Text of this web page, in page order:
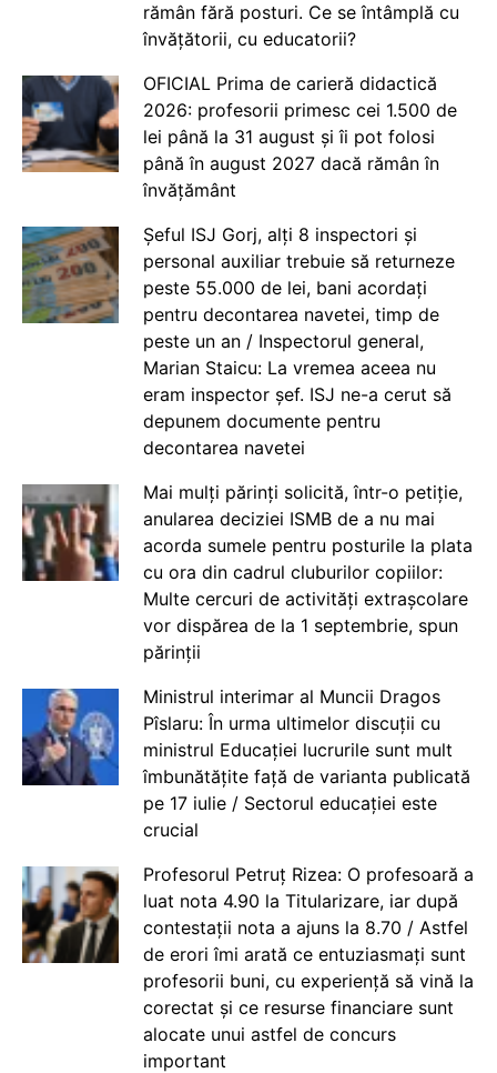
rămân fără posturi. Ce se întâmplă cu
învățătorii, cu educatorii?
OFICIAL Prima de carieră didactică
2026: profesorii primesc cei 1.500 de
lei până la 31 august și îi pot folosi
până în august 2027 dacă rămân în
învățământ
Șeful ISJ Gorj, alți 8 inspectori și
personal auxiliar trebuie să returneze
peste 55.000 de lei, bani acordați
pentru decontarea navetei, timp de
peste un an / Inspectorul general,
Marian Staicu: La vremea aceea nu
eram inspector șef. ISJ ne-a cerut să
depunem documente pentru
decontarea navetei
Mai mulți părinți solicită, într-o petiție,
anularea deciziei ISMB de a nu mai
acorda sumele pentru posturile la plata
cu ora din cadrul cluburilor copiilor:
Multe cercuri de activități extrașcolare
vor dispărea de la 1 septembrie, spun
părinții
Ministrul interimar al Muncii Dragos
Pîslaru: În urma ultimelor discuții cu
ministrul Educației lucrurile sunt mult
îmbunătățite față de varianta publicată
pe 17 iulie / Sectorul educației este
crucial
Profesorul Petruț Rizea: O profesoară a
luat nota 4.90 la Titularizare, iar după
contestații nota a ajuns la 8.70 / Astfel
de erori îmi arată ce entuziasmați sunt
profesorii buni, cu experiență să vină la
corectat și ce resurse financiare sunt
alocate unui astfel de concurs
important